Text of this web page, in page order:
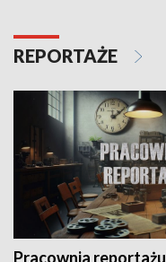
REPORTAŻE
Pracownia reportażu